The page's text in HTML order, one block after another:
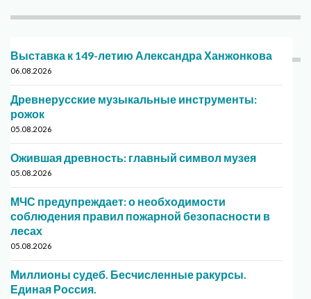
Выставка к 149-летию Александра Ханжонкова
06.08.2026
Древнерусские музыкальные инструменты:
рожок
05.08.2026
Ожившая древность: главный символ музея
05.08.2026
МЧС предупреждает: о необходимости
соблюдения правил пожарной безопасности в
лесах
05.08.2026
Миллионы судеб. Бесчисленные ракурсы.
Единая Россия.